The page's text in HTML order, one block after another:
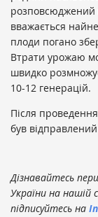
розповсюджений
вважається
плоди погано
Втрати урожаю
швидко
10-12 генерацій.
Після
був
Дізнавайтесь
України на нашій
підписуйтесь на